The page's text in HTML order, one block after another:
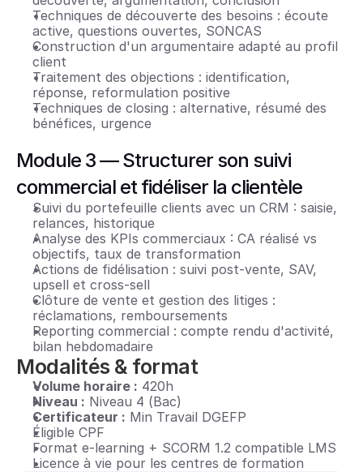
Techniques de découverte des besoins : écoute
active, questions ouvertes, SONCAS
Construction d'un argumentaire adapté au profil
client
Traitement des objections : identification,
réponse, reformulation positive
Techniques de closing : alternative, résumé des
bénéfices, urgence
Module 3 — Structurer son suivi
commercial et fidéliser la clientèle
Suivi du portefeuille clients avec un CRM : saisie,
relances, historique
Analyse des KPIs commerciaux : CA réalisé vs
objectifs, taux de transformation
Actions de fidélisation : suivi post-vente, SAV,
upsell et cross-sell
Clôture de vente et gestion des litiges :
réclamations, remboursements
Reporting commercial : compte rendu d'activité,
bilan hebdomadaire
Modalités & format
Volume horaire : 420h
Niveau : Niveau 4 (Bac)
Certificateur : Min Travail DGEFP
Éligible CPF
Format e-learning + SCORM 1.2 compatible LMS
Licence à vie pour les centres de formation